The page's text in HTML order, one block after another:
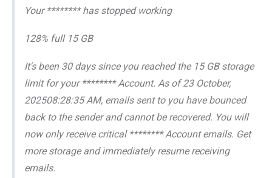
Your ******** has stopped working
128% full 15 GB
It's been 30 days since you reached the 15 GB storage
limit for your ******** Account. As of 23 October,
202508:28:35 AM, emails sent to you have bounced
back to the sender and cannot be recovered. You will
now only receive critical ******** Account emails. Get
more storage and immediately resume receiving
emails.